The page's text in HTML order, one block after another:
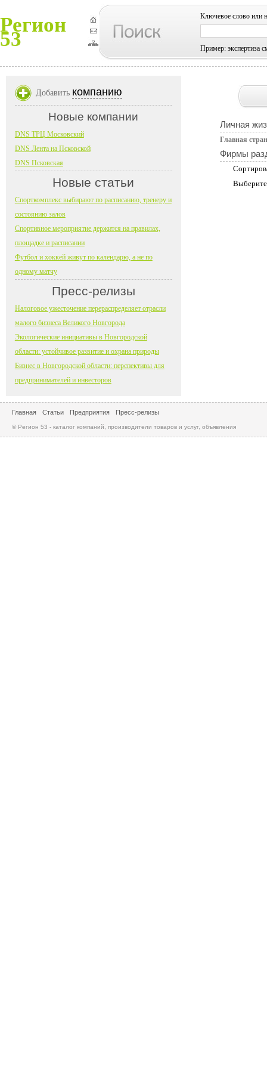
Регион
53
Ключевое слово или
Пример: экспертиза
Личная
Главная
Фирмы
Добавить компанию
Новые компании
DNS ТРЦ Московский
DNS Лента на Псковской
DNS Псковская
Новые статьи
Спорткомплекс выбирают по расписанию, тренеру и
состоянию залов
Спортивное мероприятие держится на правилах,
площадке и расписании
Футбол и хоккей живут по календарю, а не по
одному матчу
Пресс-релизы
Налоговое ужесточение перераспределяет отрасли
малого бизнеса Великого Новгорода
Экологические инициативы в Новгородской
области: устойчивое развитие и охрана природы
Бизнес в Новгородской области: перспективы для
предпринимателей и инвесторов
Главная Статьи Предприятия Пресс-релизы
© Регион 53 - каталог компаний, производители товаров и услуг, объявления